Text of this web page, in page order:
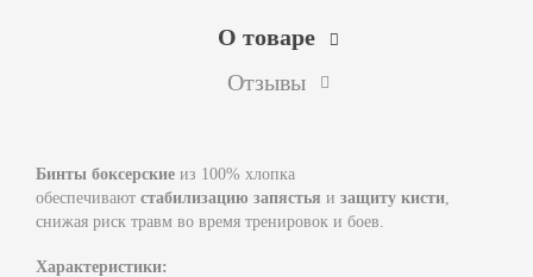
О товаре
Отзывы
Бинты боксерские из 100% хлопка
обеспечивают стабилизацию запястья и защиту кисти,
снижая риск травм во время тренировок и боев.
Характеристики: